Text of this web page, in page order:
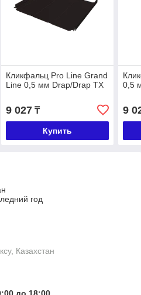
Кликфальц Pro Line Grand
Line 0,5 мм Drap/Drap TX
9 027₸
Купить
0,5
9
год
Казахстан